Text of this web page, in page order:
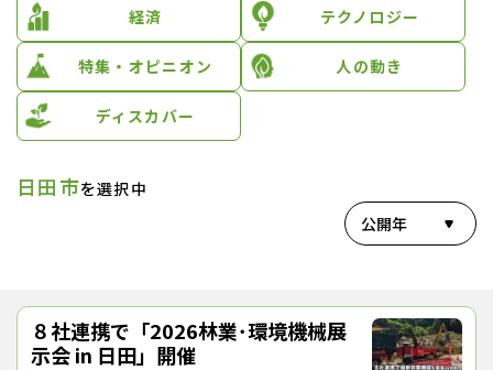
経済 テクノロジー
特集・オピニオン 人の動き
ディスカバー
日田市を選択中
公開年
８社連携で「2026林業･環境機械展
示会 in 日田」開催